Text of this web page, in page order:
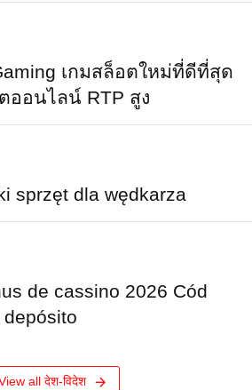
เกมสล็อตใหม่ที่ดีที่สุด
ออนไลน์ RTP สูง
sprzęt dla wędkarza
de cassino 2026 Cód
all देश-विदेश